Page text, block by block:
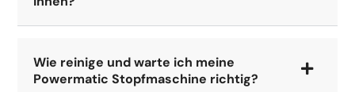
Wie reinige und warte ich meine
Powermatic Stopfmaschine richtig?